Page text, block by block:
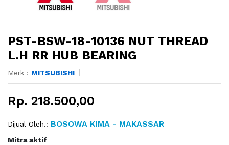
PST-BSW-18-10136 NUT THREAD
L.H RR HUB BEARING
Merk : MITSUBISHI
Rp. 218.500,00
Dijual Oleh.: BOSOWA KIMA - MAKASSAR
Mitra aktif